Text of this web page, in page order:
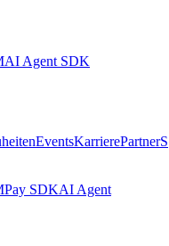
AI Agent SDK
EventsKarrierePartnerS
Pay SDKAI Agent